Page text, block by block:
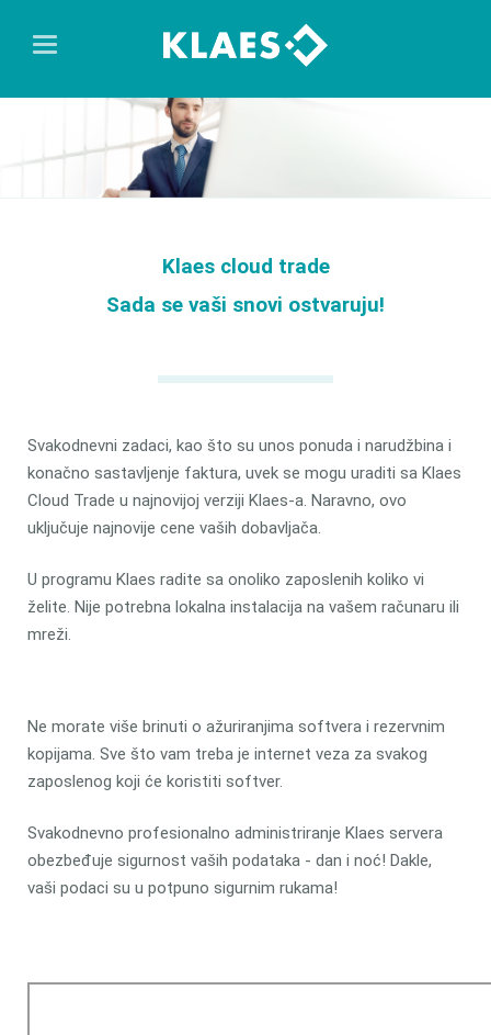
Klaes cloud trade
Sada se vaši snovi ostvaruju!
Svakodnevni zadaci, kao što su unos ponuda i narudžbina i
konačno sastavljenje faktura, uvek se mogu uraditi sa Klaes
Cloud Trade u najnovijoj verziji Klaes-a. Naravno, ovo
uključuje najnovije cene vaših dobavljača.
U programu Klaes radite sa onoliko zaposlenih koliko vi
želite. Nije potrebna lokalna instalacija na vašem računaru ili
mreži.
Ne morate više brinuti o ažuriranjima softvera i rezervnim
kopijama. Sve što vam treba je internet veza za svakog
zaposlenog koji će koristiti softver.
Svakodnevno profesionalno administriranje Klaes servera
obezbeđuje sigurnost vaših podataka - dan i noć! Dakle,
vaši podaci su u potpuno sigurnim rukama!